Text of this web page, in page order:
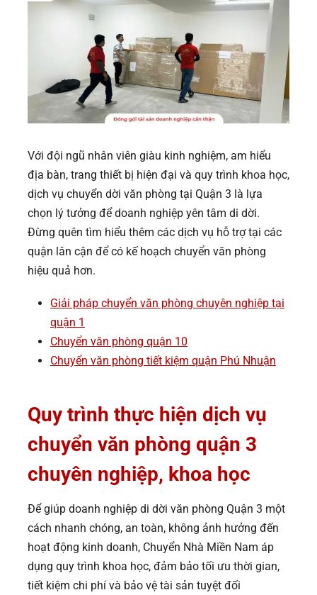
Với đội ngũ nhân viên giàu kinh nghiệm, am hiểu
địa bàn, trang thiết bị hiện đại và quy trình khoa học,
dịch vụ chuyển dời văn phòng tại Quận 3 là lựa
chọn lý tưởng để doanh nghiệp yên tâm di dời.
Đừng quên tìm hiểu thêm các dịch vụ hỗ trợ tại các
quận lân cận để có kế hoạch chuyển văn phòng
hiệu quả hơn.
Giải pháp chuyển văn phòng chuyên nghiệp tại
quận 1
Chuyển văn phòng quận 10
Chuyển văn phòng tiết kiệm quận Phú Nhuận
Quy trình thực hiện dịch vụ
chuyển văn phòng quận 3
chuyên nghiệp, khoa học
Để giúp doanh nghiệp di dời văn phòng Quận 3 một
cách nhanh chóng, an toàn, không ảnh hưởng đến
hoạt động kinh doanh, Chuyển Nhà Miền Nam áp
dụng quy trình khoa học, đảm bảo tối ưu thời gian,
tiết kiệm chi phí và bảo vệ tài sản tuyệt đối